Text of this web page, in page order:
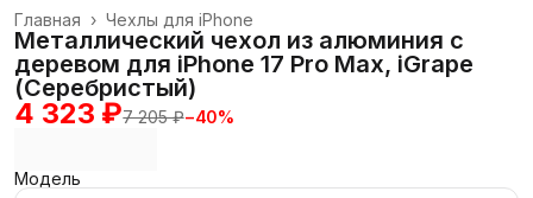
Чехлы для iPhone
Главная ›
Металлический чехол из алюминия с
деревом для iPhone 17 Pro Max, iGrape
(Серебристый)
4 323 ₽7 205 ₽−40%
Модель